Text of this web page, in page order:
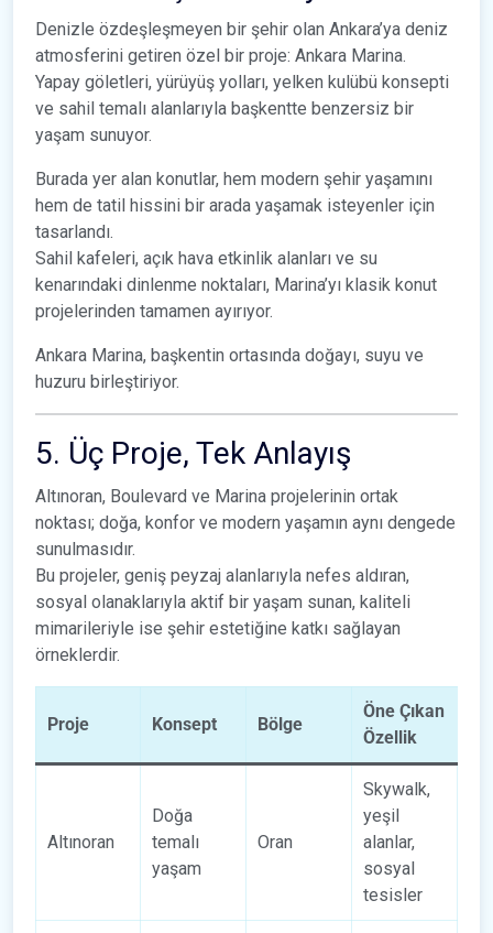
Denizle özdeşleşmeyen bir şehir olan Ankara’ya deniz
atmosferini getiren özel bir proje: Ankara Marina.
Yapay göletleri, yürüyüş yolları, yelken kulübü konsepti
ve sahil temalı alanlarıyla başkentte benzersiz bir
yaşam sunuyor.
Burada yer alan konutlar, hem modern şehir yaşamını
hem de tatil hissini bir arada yaşamak isteyenler için
tasarlandı.
Sahil kafeleri, açık hava etkinlik alanları ve su
kenarındaki dinlenme noktaları, Marina’yı klasik konut
projelerinden tamamen ayırıyor.
Ankara Marina, başkentin ortasında doğayı, suyu ve
huzuru birleştiriyor.
5. Üç Proje, Tek Anlayış
Altınoran, Boulevard ve Marina projelerinin ortak
noktası; doğa, konfor ve modern yaşamın aynı dengede
sunulmasıdır.
Bu projeler, geniş peyzaj alanlarıyla nefes aldıran,
sosyal olanaklarıyla aktif bir yaşam sunan, kaliteli
mimarileriyle ise şehir estetiğine katkı sağlayan
örneklerdir.
Proje Konsept Bölge
Öne Çıkan
Özellik
Altınoran
Doğa
temalı
yaşam
Oran
Skywalk,
yeşil
alanlar,
sosyal
tesisler